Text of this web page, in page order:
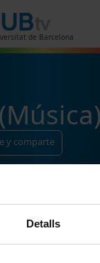
Detalls
de Barcelona
y comparte